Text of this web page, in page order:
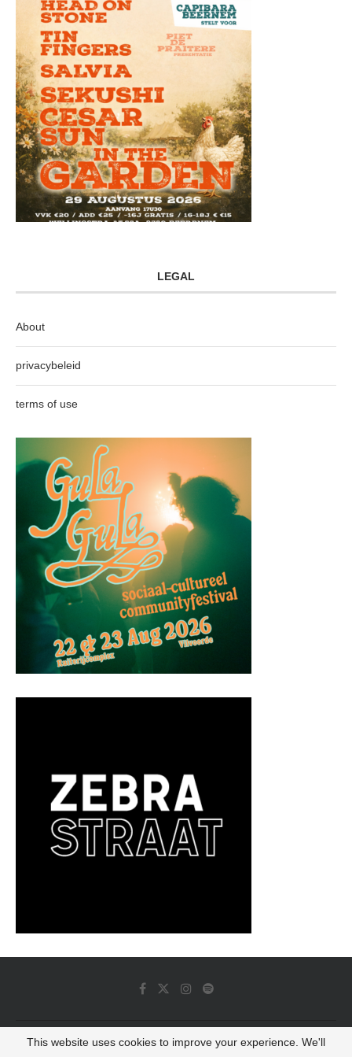
LEGAL
About
privacybeleid
terms of use
© 2022 - Luminous Dash All Rights Reserved
This website uses cookies to improve your experience. We'll